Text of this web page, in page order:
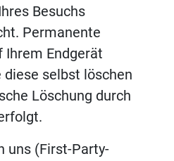
Besuchs
Permanente
Ihrem Endgerät
diese selbst löschen
Löschung durch
uns (First-Party-